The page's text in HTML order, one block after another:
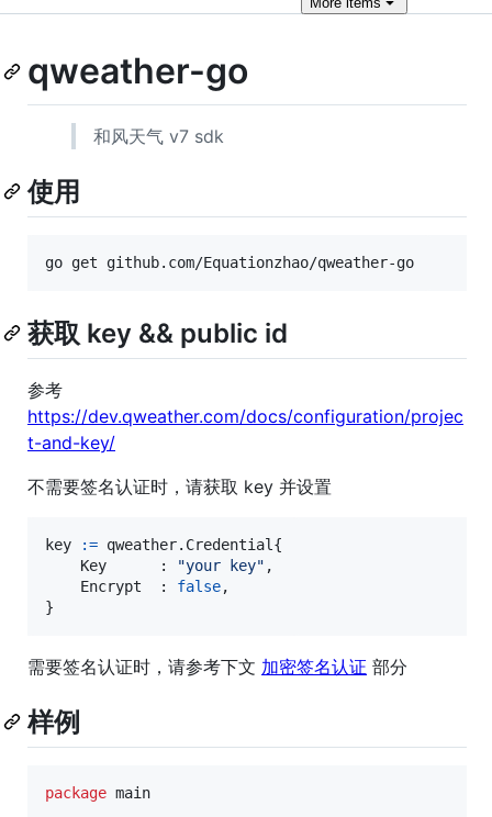
qweather-go
和风天气 v7 sdk
使用
go get github.com/Equationzhao/qweather-go
获取 key && public id
参考
https://dev.qweather.com/docs/configuration/projec
t-and-key/
不需要签名认证时，请获取 key 并设置
key := qweather. Credential {
Key
      :
"your key" ,
Encrypt
  :
false,
}
需要签名认证时，请参考下文 加密签名认证 部分
样例
package main